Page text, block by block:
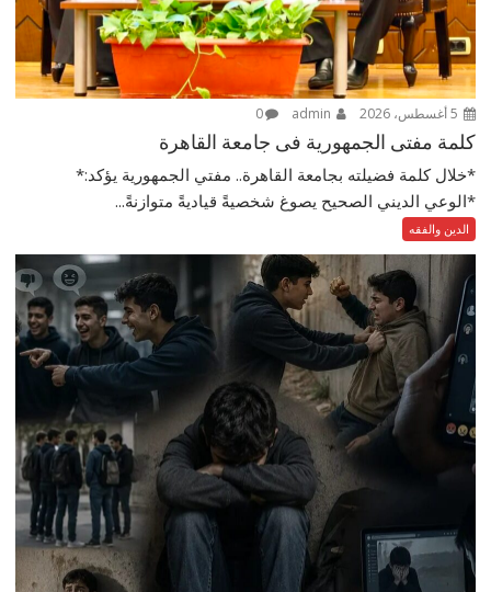
0
كلمة مفتى الجمهورية فى جامعة القاهرة
*خلال كلمة فضيلته بجامعة القاهرة.. مفتي الجمهورية يؤكد:*
*الوعي الديني الصحيح يصوغ شخصيةً قياديةً متوازنةً...
الدين والفقه